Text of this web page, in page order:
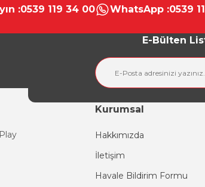
veya görüntülenemiyor.
bilgiler bulunuyor.
:0539 119 34 00 WhatsApp :0539
E-Bülten
Kurumsal
Hakkımızda
İletişim
Havale Bildirim Formu